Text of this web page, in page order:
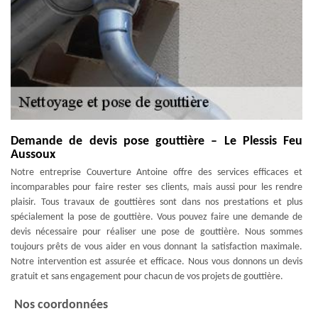
Demande de devis pose gouttière – Le Plessis Feu
Aussoux
Notre entreprise Couverture Antoine offre des services efficaces et
incomparables pour faire rester ses clients, mais aussi pour les rendre
plaisir. Tous travaux de gouttières sont dans nos prestations et plus
spécialement la pose de gouttière. Vous pouvez faire une demande de
devis nécessaire pour réaliser une pose de gouttière. Nous sommes
toujours prêts de vous aider en vous donnant la satisfaction maximale.
Notre intervention est assurée et efficace. Nous vous donnons un devis
gratuit et sans engagement pour chacun de vos projets de gouttière.
Nos coordonnées